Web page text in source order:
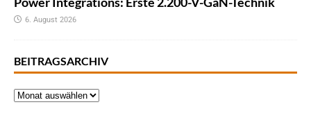
6. August 2026
BEITRAGSARCHIV